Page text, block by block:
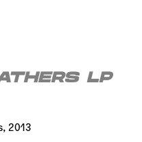
LP
2013